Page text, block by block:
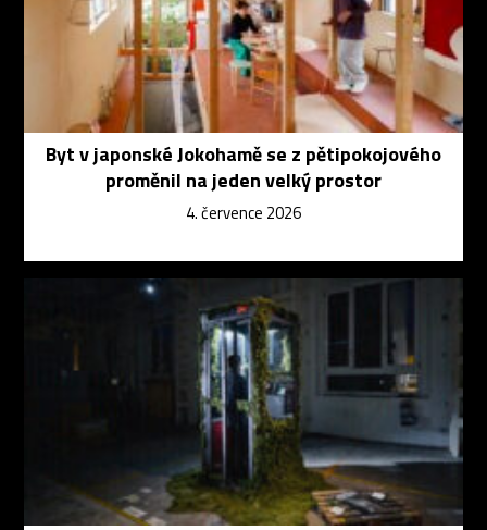
Byt v japonské Jokohamě se z pětipokojového
proměnil na jeden velký prostor
4. července 2026